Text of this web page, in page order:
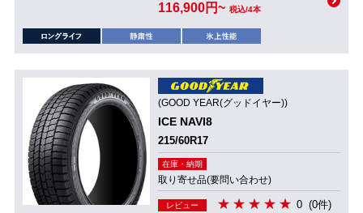
116,900円~ 税込/4本
(GOOD YEAR(グッドイヤー))
ICE NAVI8
215/60R17
在庫・納期
取り寄せ品(要問い合わせ)
レビュー 0 (0件)